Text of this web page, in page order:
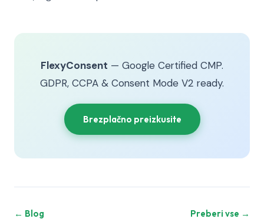
FlexyConsent — Google Certified CMP.
GDPR, CCPA & Consent Mode V2 ready.
Brezplačno preizkusite
← Blog Preberi vse →